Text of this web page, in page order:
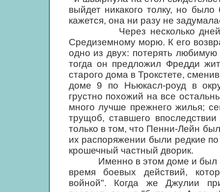
выйдет никакого толку, но
кажется, она ни разу не
Через несколько дней
Средиземному морю. К его
одно из двух: потерять
тогда он предложил Фредди
старого дома в Трокстете,
доме 9 по Ньюкасл-роуд в
грустно похожий на все
много лучше прежнего жилья;
трущоб, ставшего
только в том, что Пенни-Лейн
их распоряжении были редкие
крошечный частный дворик.
Именно в этом доме и был
время боевых действий,
войной". Когда же Джулии